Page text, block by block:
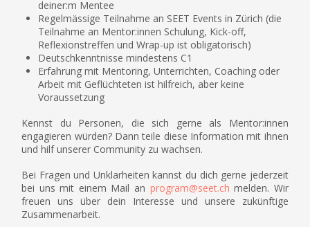
deiner:m Mentee
Regelmässige Teilnahme an SEET Events in Zürich (die
Teilnahme an Mentor:innen Schulung, Kick-off,
Reflexionstreffen und Wrap-up ist obligatorisch)
Deutschkenntnisse mindestens C1
Erfahrung mit Mentoring, Unterrichten, Coaching oder
Arbeit mit Geflüchteten ist hilfreich, aber keine
Voraussetzung
Kennst du Personen, die sich gerne als Mentor:innen
engagieren würden? Dann teile diese Information mit ihnen
und hilf unserer Community zu wachsen.
Bei Fragen und Unklarheiten kannst du dich gerne jederzeit
bei uns mit einem Mail an program@seet.ch melden. Wir
freuen uns über dein Interesse und unsere zukünftige
Zusammenarbeit.